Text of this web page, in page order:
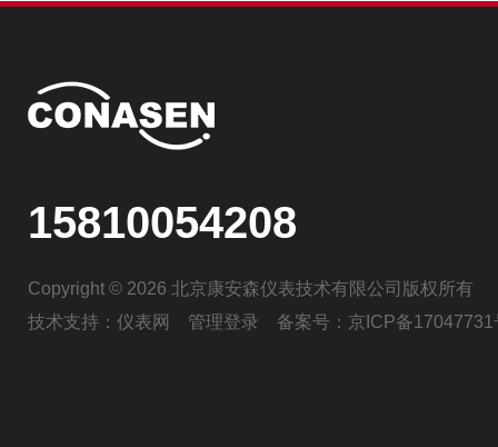
15810054208
Copyright © 2026 北京康安森仪表技术有限公司版权所有
技术支持： 仪表网 管理登录 备案号： 京ICP备17047731